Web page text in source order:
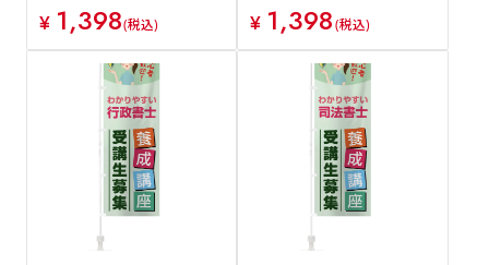
¥ 1,398(税込)
¥ 1,398(税込)